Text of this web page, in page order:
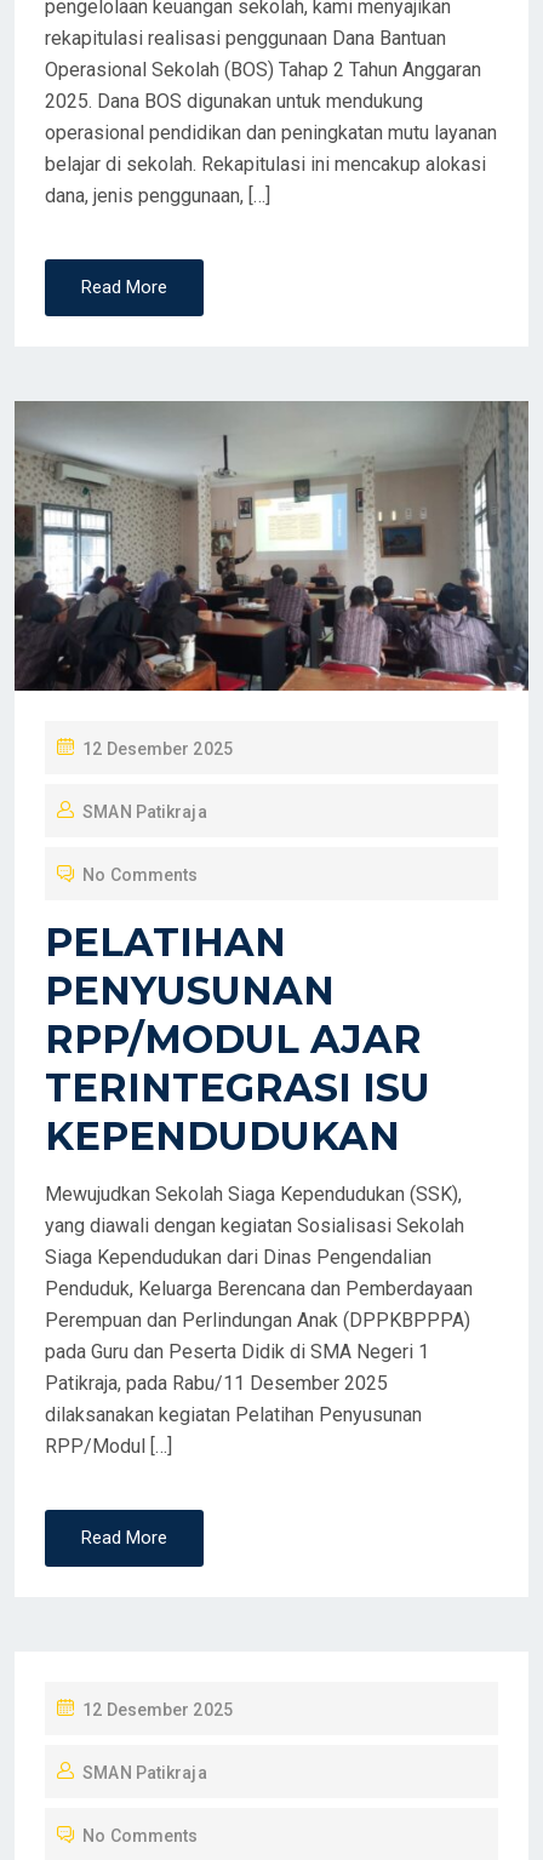
pengelolaan keuangan sekolah, kami menyajikan
rekapitulasi realisasi penggunaan Dana Bantuan
Operasional Sekolah (BOS) Tahap 2 Tahun Anggaran
2025. Dana BOS digunakan untuk mendukung
operasional pendidikan dan peningkatan mutu layanan
belajar di sekolah. Rekapitulasi ini mencakup alokasi
dana, jenis penggunaan, […]
Read More
P
S
E
O
N
12 Desember 2025
SMAN Patikraja
No Comments
PELATIHAN
PENYUSUNAN
RPP/MODUL AJAR
TERINTEGRASI ISU
KEPENDUDUKAN
Mewujudkan Sekolah Siaga Kependudukan (SSK),
yang diawali dengan kegiatan Sosialisasi Sekolah
Siaga Kependudukan dari Dinas Pengendalian
Penduduk, Keluarga Berencana dan Pemberdayaan
Perempuan dan Perlindungan Anak (DPPKBPPPA)
pada Guru dan Peserta Didik di SMA Negeri 1
Patikraja, pada Rabu/11 Desember 2025
dilaksanakan kegiatan Pelatihan Penyusunan
RPP/Modul […]
Read More
P
S
E
12 Desember 2025
SMAN Patikraja
No Comments